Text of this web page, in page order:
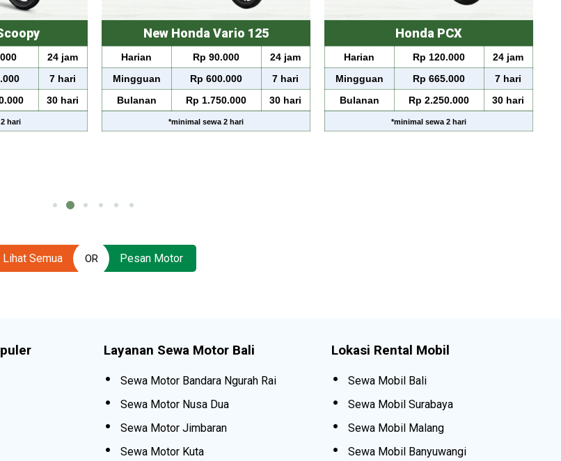
24 jam
7 hari
30 hari
2 hari
New Honda Vario 125
Harian Rp 90.000
24 jam
Mingguan
Rp 600.000
7 hari
Bulanan
Rp 1.750.000 30 hari
*minimal sewa 2 hari
Honda PCX
Harian Rp 120.000
24 jam
Mingguan
Rp 665.000
7 hari
Bulanan
Rp 2.250.000 30 hari
*minimal sewa 2 hari
Lihat Semua OR Pesan Motor
Layanan Sewa Motor Bali
Sewa Motor Bandara Ngurah Rai
Sewa Motor Nusa Dua
Sewa Motor Jimbaran
Sewa Motor Kuta
Lokasi Rental Mobil
Sewa Mobil Bali
Sewa Mobil Surabaya
Sewa Mobil Malang
Sewa Mobil Banyuwangi